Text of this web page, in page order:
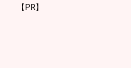
【PR】